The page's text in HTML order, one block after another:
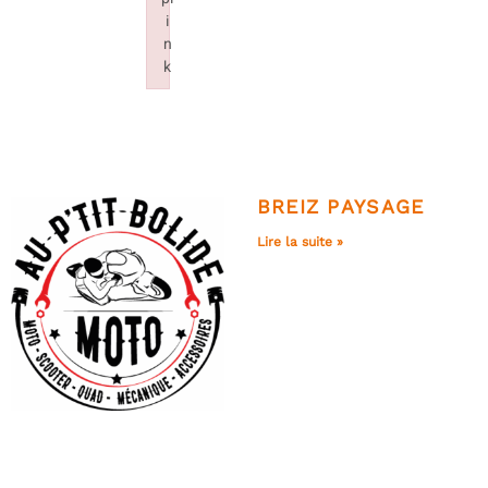
BREIZ PAYSAGE
Lire la suite »
i
n
k
Failed to initialize plugin: wplink